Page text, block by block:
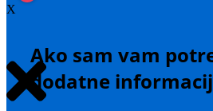
Ako sam vam
dodatne
X